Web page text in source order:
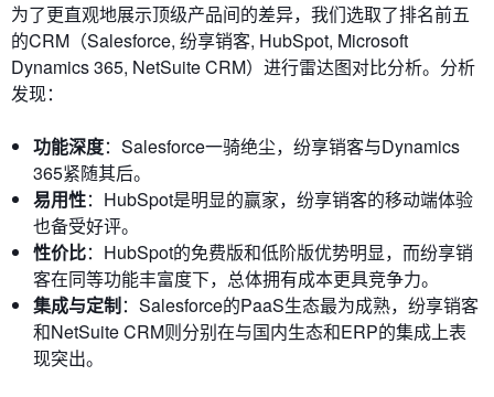
为了更直观地展示顶级产品间的差异，我们选取了排名前五
的CRM（Salesforce, 纷享销客, HubSpot, Microsoft
Dynamics 365, NetSuite CRM）进行雷达图对比分析。分析
发现：
功能深度：Salesforce一骑绝尘，纷享销客与Dynamics
365紧随其后。
易用性：HubSpot是明显的赢家，纷享销客的移动端体验
也备受好评。
性价比：HubSpot的免费版和低阶版优势明显，而纷享销
客在同等功能丰富度下，总体拥有成本更具竞争力。
集成与定制：Salesforce的PaaS生态最为成熟，纷享销客
和NetSuite CRM则分别在与国内生态和ERP的集成上表
现突出。